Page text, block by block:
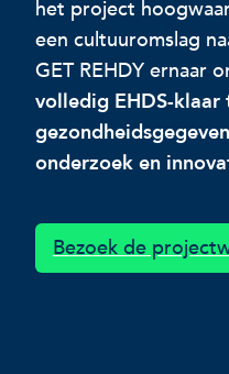
het project
een cultuuromslag
GET REHDY ernaar
volledig EHDS-klaar
onderzoek en
Bezoek de